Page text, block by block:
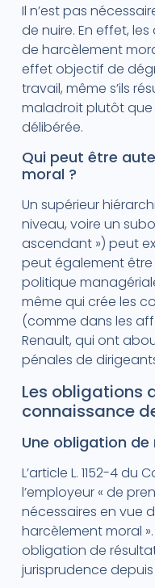
Il n’est pas
de nuire. En effet,
de harcèlement
effet objectif de
travail, même s’ils
maladroit plutôt que
délibérée.
Qui peut être
moral ?
Un supérieur
niveau, voire un
ascendant ») peut
peut également être
politique
même qui crée les
(comme dans les
Renault, qui ont
pénales de
Les obligations
connaissance
Une obligation
L’article L. 1152-4
l’employeur « de
nécessaires en vue
harcèlement moral
obligation de
jurisprudence depuis